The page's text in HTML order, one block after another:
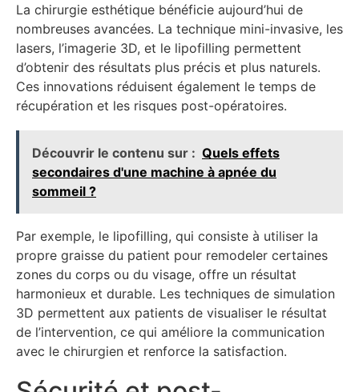
La chirurgie esthétique bénéficie aujourd’hui de
nombreuses avancées. La technique mini-invasive, les
lasers, l’imagerie 3D, et le lipofilling permettent
d’obtenir des résultats plus précis et plus naturels.
Ces innovations réduisent également le temps de
récupération et les risques post-opératoires.
Découvrir le contenu sur : Quels effets
secondaires d'une machine à apnée du
sommeil ?
Par exemple, le lipofilling, qui consiste à utiliser la
propre graisse du patient pour remodeler certaines
zones du corps ou du visage, offre un résultat
harmonieux et durable. Les techniques de simulation
3D permettent aux patients de visualiser le résultat
de l’intervention, ce qui améliore la communication
avec le chirurgien et renforce la satisfaction.